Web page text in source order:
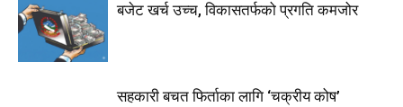
बजेट खर्च उच्च, विकासतर्फको प्रगति कमजोर
सहकारी बचत फिर्ताका लागि ‘चक्रीय कोष’